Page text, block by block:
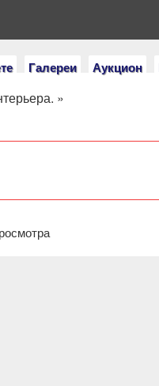
Галереи Аукцион
портала. Если у вас
»